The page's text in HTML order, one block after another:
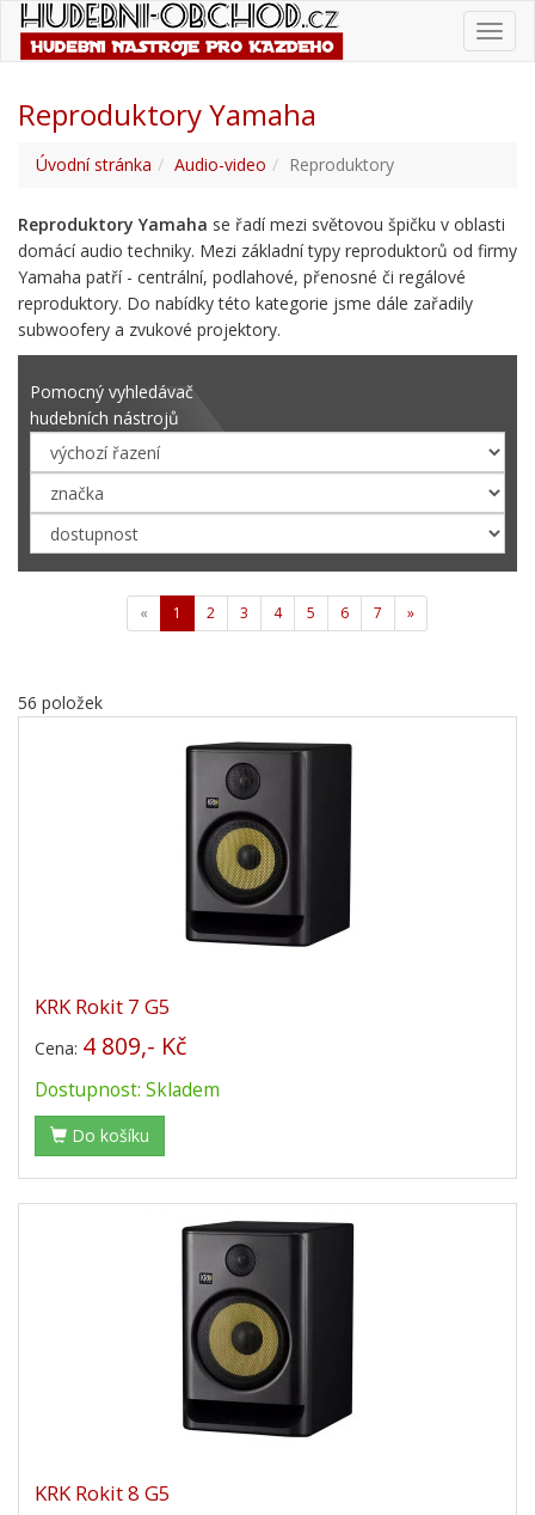
Reproduktory Yamaha
Úvodní stránka Audio-video Reproduktory
Reproduktory Yamaha se řadí mezi světovou špičku v oblasti
domácí audio techniky. Mezi základní typy reproduktorů od firmy
Yamaha patří - centrální, podlahové, přenosné či regálové
reproduktory. Do nabídky této kategorie jsme dále zařadily
subwoofery a zvukové projektory.
Pomocný vyhledávač
hudebních nástrojů
« 1 2 3 4 5 6 7 »
56 položek
KRK Rokit 7 G5
Cena: 4 809,- Kč
Dostupnost: Skladem
Do košíku
KRK Rokit 8 G5